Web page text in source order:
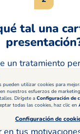
tal una
un tratamiento
el enfoque
unacarta de
añadido perfecto
En ella tienes la
utilizar cookies para
nuestros esfuerzos de
Dirígete a Configuración de
todas las cookies, haz clic en
Configuración de